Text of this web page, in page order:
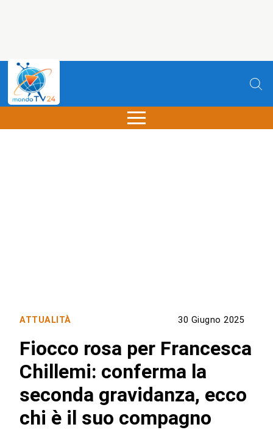
ATTUALITÀ 30 Giugno 2025
Fiocco rosa per Francesca
Chillemi: conferma la
seconda gravidanza, ecco
chi è il suo compagno